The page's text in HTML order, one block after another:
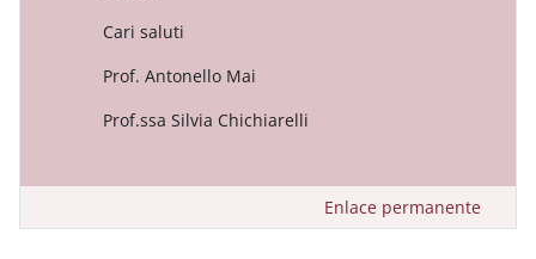
Cari saluti
Prof. Antonello Mai
Prof.ssa Silvia Chichiarelli
Enlace permanente